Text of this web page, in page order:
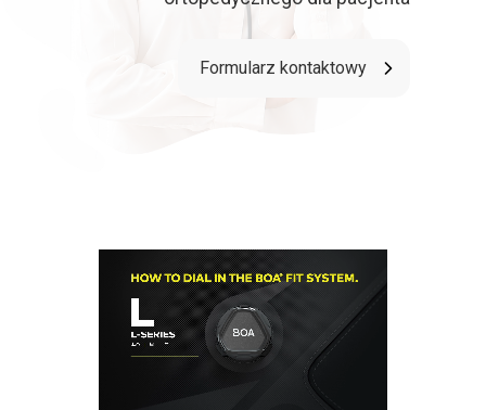
Formularz kontaktowy